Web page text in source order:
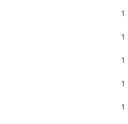
1
1
1
1
1